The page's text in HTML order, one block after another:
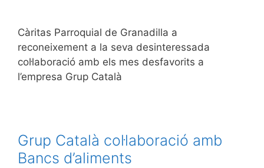
Càritas Parroquial de Granadilla a
reconeixement a la seva desinteressada
col·laboració amb els mes desfavorits a
l’empresa Grup Català
Grup Català col·laboració amb
Bancs d’aliments